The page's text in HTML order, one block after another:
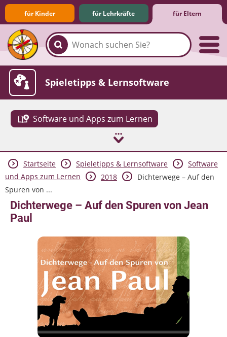
für Kinder für Lehrkräfte für Eltern
Familie & Medien
Spieletipps & Lernsoftware
Software und Apps zum Lernen
Die Jüngsten im Netz
Lexikon
Aktuelles
Startseite Spieletipps & Lernsoftware
Software
und Apps zum Lernen
2018
Dichterwege – Auf den
Spuren von ...
Dichterwege – Auf den Spuren von Jean
Paul